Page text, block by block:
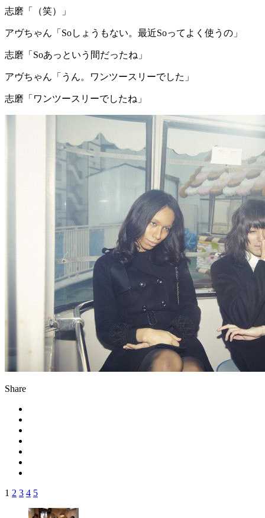
志磨 「（笑）」
アヴちゃん 「Soしょうもない。最近Soってよく使うの」
志磨 「Soあっという間だったね」
アヴちゃん 「うん。ワンツースリーでした」
志磨 「ワンツースリーでしたね」
Share
1 2 3 4 5